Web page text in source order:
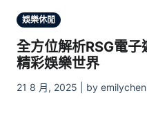
娛樂休閒
全方位解析RSG電
精彩娛樂世界
21 8 月, 2025 | by emilychen